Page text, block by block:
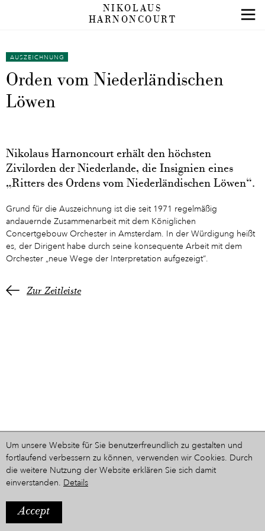
NIKOLAUS
HARNONCOURT
AUSZEICHNUNG
Orden vom Niederländischen
Löwen
Nikolaus Harnoncourt erhält den höchsten
Zivilorden der Niederlande, die Insignien eines
„Ritters des Ordens vom Niederländischen Löwen“.
Grund für die Auszeichnung ist die seit 1971 regelmäßig
andauernde Zusammenarbeit mit dem Königlichen
Concertgebouw Orchester in Amsterdam. In der Würdigung heißt
es, der Dirigent habe durch seine konsequente Arbeit mit dem
Orchester „neue Wege der Interpretation aufgezeigt“.
Zur Zeitleiste
Ein Projekt aus dem Hause
Um unsere Website für Sie benutzerfreundlich zu gestalten und
fortlaufend verbessern zu können, verwenden wir Cookies. Durch
die weitere Nutzung der Website erklären Sie sich damit
einverstanden. Details
Accept